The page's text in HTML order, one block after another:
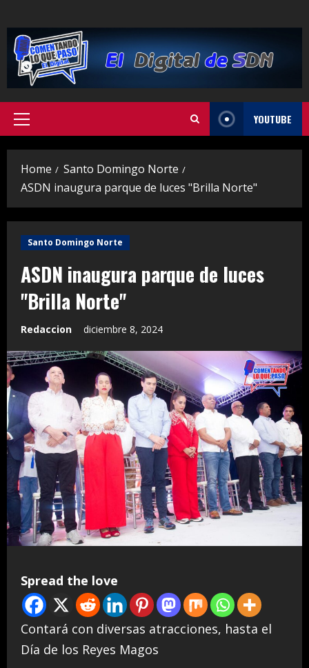
to
content
Primary
YOUTUBE
Home
Santo Domingo Norte
ASDN inaugura parque de luces "Brilla Norte"
Santo Domingo Norte
ASDN inaugura parque de luces
"Brilla Norte"
Redaccion diciembre 8, 2024
Spread the love
Contará con diversas atracciones, hasta el
Día de los Reyes Magos